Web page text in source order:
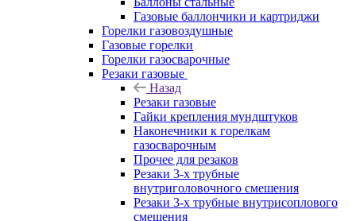
Газовые баллончики и картриджи
Горелки газовоздушные
Газовые горелки
Горелки газосварочные
Резаки газовые
Назад
Резаки газовые
Гайки крепления мундштуков
Наконечники к горелкам
газосварочным
Прочее для резаков
Резаки 3-х трубные
внутриголовочного смешения
Резаки 3-х трубные внутрисоплового
смешения